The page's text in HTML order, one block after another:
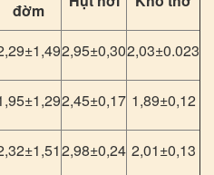
đờm
2,95±0,302,03±0.023
2,45±0,17 1,89±0,12
2,98±0,24 2,01±0,13